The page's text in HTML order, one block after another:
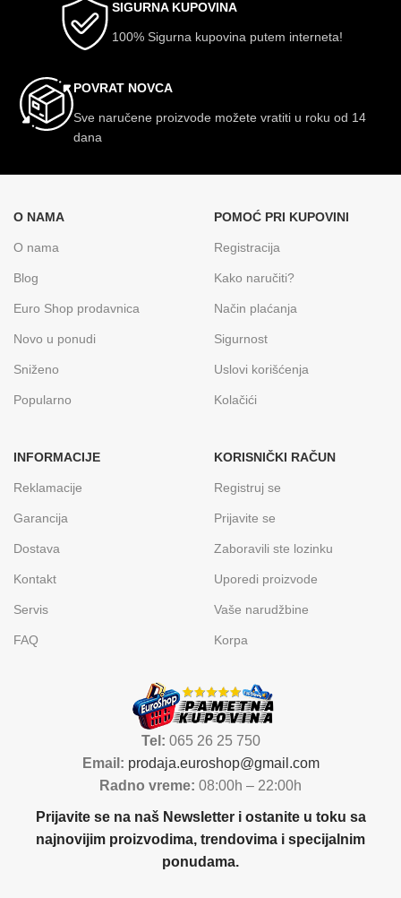
SIGURNA KUPOVINA
100% Sigurna kupovina putem interneta!
POVRAT NOVCA
Sve naručene proizvode možete vratiti u roku od 14
dana
O NAMA
O nama
Blog
Euro Shop prodavnica
Novo u ponudi
Sniženo
Popularno
POMOĆ PRI KUPOVINI
Registracija
Kako naručiti?
Način plaćanja
Sigurnost
Uslovi korišćenja
Kolačići
INFORMACIJE
Reklamacije
Garancija
Dostava
Kontakt
Servis
FAQ
KORISNIČKI RAČUN
Registruj se
Prijavite se
Zaboravili ste lozinku
Uporedi proizvode
Vaše narudžbine
Korpa
Tel: 065 26 25 750
Email: prodaja.euroshop@gmail.com
Radno vreme: 08:00h – 22:00h
Prijavite se na naš Newsletter i ostanite u toku sa
najnovijim proizvodima, trendovima i specijalnim
ponudama.